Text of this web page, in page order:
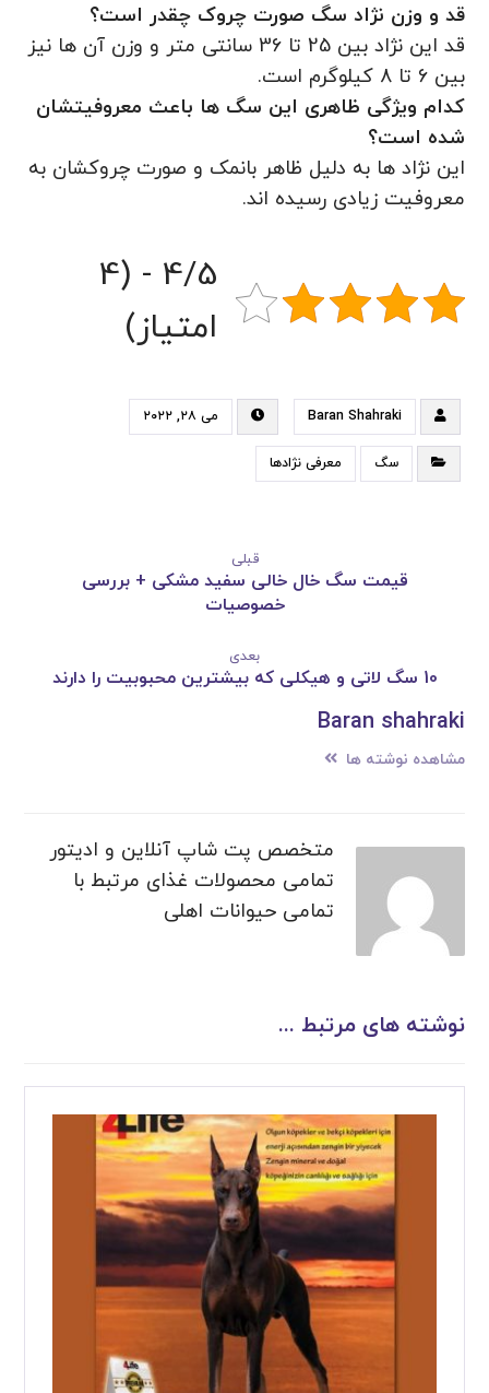
قد و وزن نژاد سگ صورت چروک چقدر است؟
قد این نژاد بین 25 تا 36 سانتی متر و وزن آن ها نیز
بین 6 تا 8 کیلوگرم است.
کدام ویژگی ظاهری این سگ ها باعث معروفیتشان
شده است؟
این نژاد ها به دلیل ظاهر بانمک و صورت چروکشان به
معروفیت زیادی رسیده اند.
4/5 - (4
امتیاز)
Baran Shahraki می ۲۸, ۲۰۲۲
سگ معرفی نژادها
قبلی
قیمت سگ خال خالی سفید مشکی + بررسی
خصوصیات
بعدی
10 سگ لاتی و هیکلی که بیشترین محبوبیت را دارند
Baran shahraki
مشاهده نوشته ها
متخصص پت شاپ آنلاین و ادیتور
تمامی محصولات غذای مرتبط با
تمامی حیوانات اهلی
نوشته های مرتبط ...